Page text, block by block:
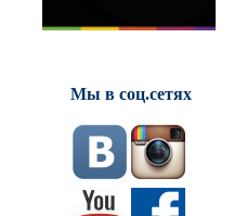
Мы в соц.сетях